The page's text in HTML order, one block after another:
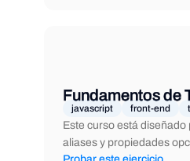
Fundamentos de
javascript front-end
Este curso está
aliases y propiedades